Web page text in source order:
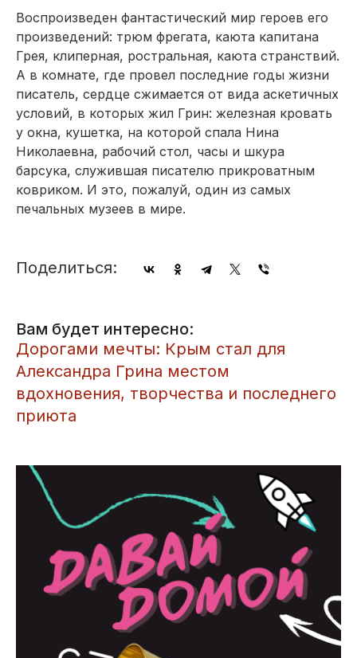
Воспроизведен фантастический мир героев его
произведений: трюм фрегата, каюта капитана
Грея, клиперная, ростральная, каюта странствий.
А в комнате, где провел последние годы жизни
писатель, сердце сжимается от вида аскетичных
условий, в которых жил Грин: железная кровать
у окна, кушетка, на которой спала Нина
Николаевна, рабочий стол, часы и шкура
барсука, служившая писателю прикроватным
ковриком. И это, пожалуй, один из самых
печальных музеев в мире.
Поделиться:
Вам будет интересно:
Дорогами мечты: Крым стал для
Александра Грина местом
вдохновения, творчества и последнего
приюта